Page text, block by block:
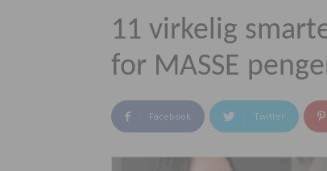
11 virkelig
for MASSE
Facebook Twitter